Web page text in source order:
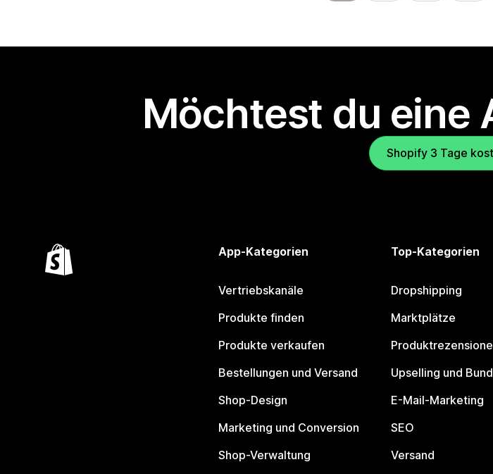
Möchtest du eine
Shopify 3 Tage
App-Kategorien
Vertriebskanäle
Produkte finden
Produkte verkaufen
Bestellungen und Versand
Shop-Design
Marketing und Conversion
Shop-Verwaltung
Top-Kategorien
Dropshipping
Marktplätze
Upselling und
E-Mail-Marketing
SEO
Versand